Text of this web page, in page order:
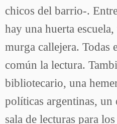
chicos del barrio-.
hay una huerta
murga callejera. Todas
común la lectura.
bibliotecario, una
políticas argentinas,
sala de lecturas para